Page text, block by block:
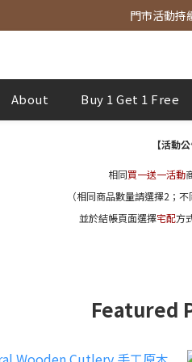
官網商品 全館
門市活動持
About Buy 1 Get 1 Free
【活動公
相同買一送一活動
（相同商品數量請選擇2； 不
並於結帳頁面選擇宅配方
Featured